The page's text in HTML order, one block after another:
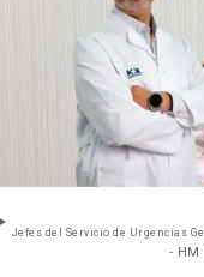
Jefes del Servicio de Urgencias
- HM